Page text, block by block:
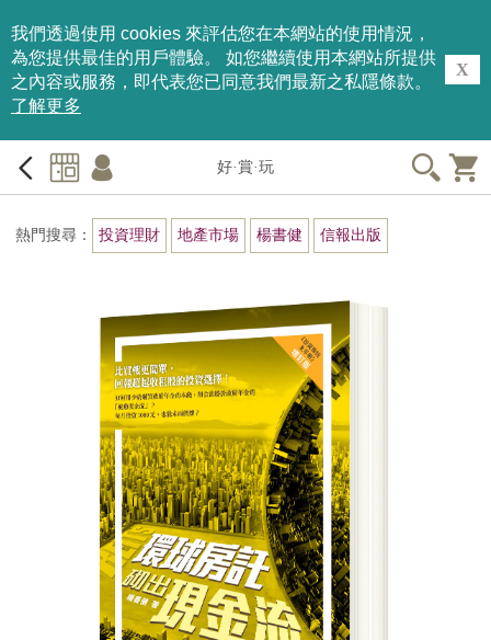
我們透過使用 cookies 來評估您在本網站的使用情況，
為您提供最佳的用戶體驗。 如您繼續使用本網站所提供
之內容或服務，即代表您已同意我們最新之私隱條款。
了解更多
X
好·賞·玩
熱門搜尋： 投資理財 地產市場 楊書健 信報出版